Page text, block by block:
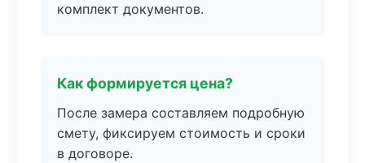
комплект документов.
Как формируется цена?
После замера составляем подробную
смету, фиксируем стоимость и сроки
в договоре.